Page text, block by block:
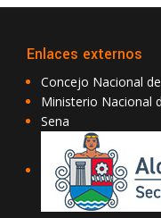
Enlaces externos
Concejo Nacional
Ministerio Nacional
Sena